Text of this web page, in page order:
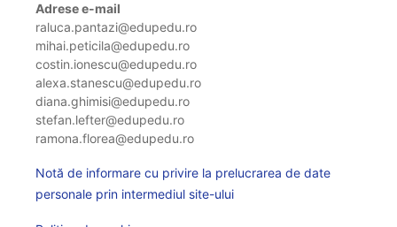
Adrese e-mail
raluca.pantazi@edupedu.ro
mihai.peticila@edupedu.ro
costin.ionescu@edupedu.ro
alexa.stanescu@edupedu.ro
diana.ghimisi@edupedu.ro
stefan.lefter@edupedu.ro
ramona.florea@edupedu.ro
Notă de informare cu privire la prelucrarea de date
personale prin intermediul site-ului